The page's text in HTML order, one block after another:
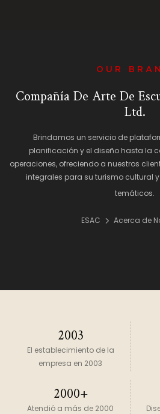
OUR
Compañía De Arte De
Ltd.
Brindamos un servicio de
planificación y el diseño hasta la
operaciones, ofreciendo a nuestros
integrales para su turismo cultural
temáticos.
ESAC Acerca de
2003
El establecimiento de la
empresa en 2003
2000+
Atendió a más de 2000